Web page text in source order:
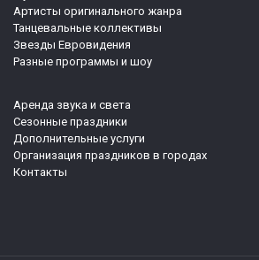
Артисты оригинального жанра
Танцевальные коллективы
Звезды Евровидения
Разные программы и шоу
Аренда звука и света
Сезонные праздники
Дополнительные услуги
Организация праздников в городах
Контакты